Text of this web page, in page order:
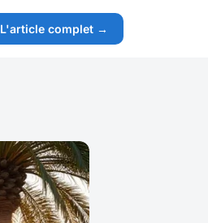
L'article complet →